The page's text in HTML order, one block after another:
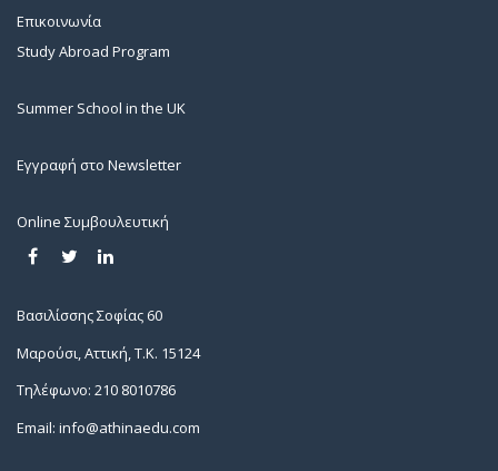
Επικοινωνία
Study Abroad Program
Summer School in the UK
Εγγραφή στο Newsletter
Online Συμβουλευτική
Βασιλίσσης Σοφίας 60
Μαρούσι, Αττική, Τ.Κ. 15124
Τηλέφωνο: 210 8010786
Email: info@athinaedu.com